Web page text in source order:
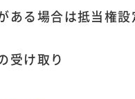
ある場合は抵当権設
受け取り